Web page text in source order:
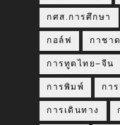
กศส.การศึกษา
กอล์ฟ กาชาด
การทูตไทย–จีน
การพิมพ์ กา
การเดินทาง